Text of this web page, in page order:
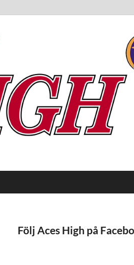
Följ Aces High på